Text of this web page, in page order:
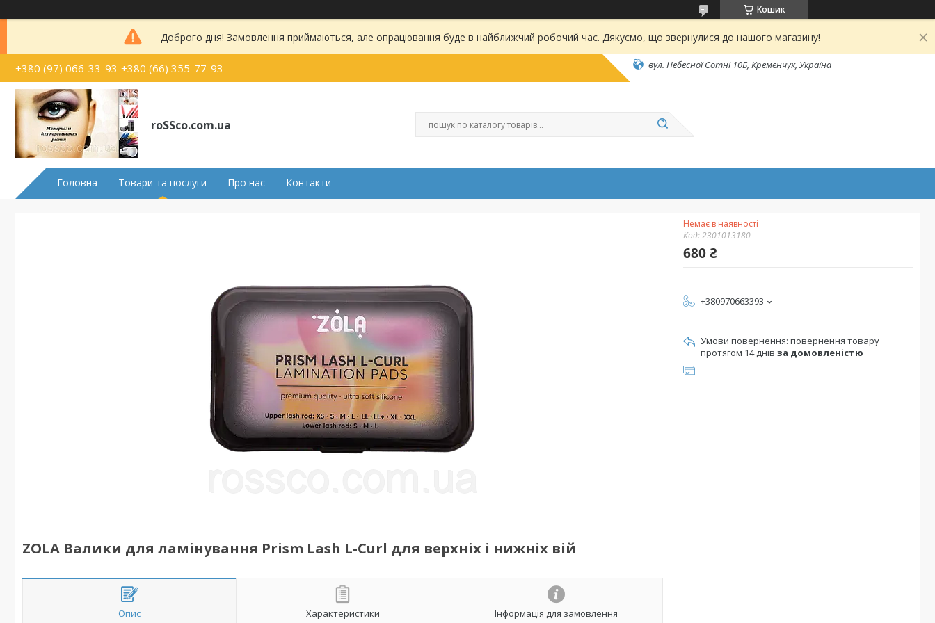
Кошик
Доброго дня! Замовлення приймаються, але опрацювання буде в найближчий робочий час. Дякуємо, що звернулися до нашого магазину!
+380 (97) 066-33-93 +380 (66) 355-77-93 вул. Небесної Сотні 10Б, Кременчук, Україна
roSSco.com.ua
Головна Товари та послуги Про нас Контакти
ZOLA Валики для ламінування Prism Lash L-Curl для верхніх і нижніх вій
Опис Характеристики Інформація для замовлення
Немає в наявності
Код:2301013180
680 ₴
+380970663393
повернення товару
протягом 14 днів за домовленістю